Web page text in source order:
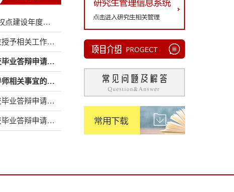
管理学院2020-2024年度硕士学位授权点建设年度报告公示
管理学院专业硕士2023年上半年学位授予相关工作的通知
管理学院专业硕士2021年下半年提交毕业答辩申请的通知
关于2020级非全日制专业硕士选报导师相关事宜的通知
管理学院专业硕士2021年上半年提交毕业答辩申请的通知
管理学院专业硕士2020年下半年提交毕业答辩申请的通知